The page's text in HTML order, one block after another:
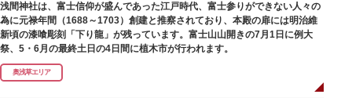
浅間神社は、富士信仰が盛んであった江戸時代、富士参りができない人々の
為に元禄年間（1688～1703）創建と推察されており、本殿の扉には明治維
新頃の漆喰彫刻「下り龍」が残っています。富士山山開きの7月1日に例大
祭、5・6月の最終土日の4日間に植木市が行われます。
奥浅草エリア